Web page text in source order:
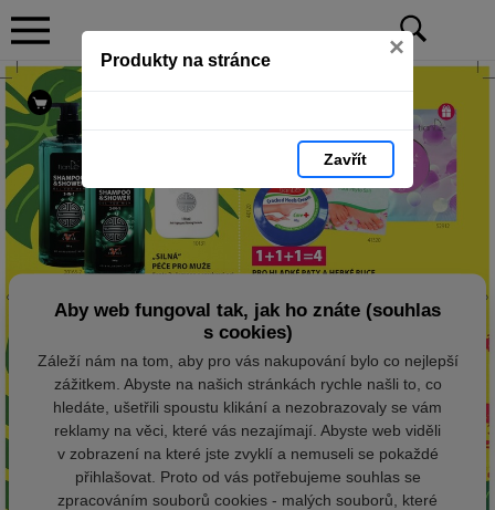
Produkty na stránce ×
Zavřít
Aby web fungoval tak, jak ho znáte (souhlas
s cookies)
Záleží nám na tom, aby pro vás nakupování bylo co nejlepší
zážitkem. Abyste na našich stránkách rychle našli to, co
hledáte, ušetřili spoustu klikání a nezobrazovaly se vám
reklamy na věci, které vás nezajímají. Abyste web viděli
v zobrazení na které jste zvyklí a nemuseli se pokaždé
přihlašovat. Proto od vás potřebujeme souhlas se
zpracováním souborů cookies - malých souborů, které